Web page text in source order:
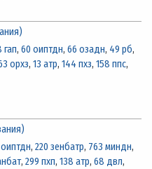
гап, 60 оиптдн, 66 озадн, 49 рб,
орхз, 13 атр, 144 пхз, 158 ппс,
, 220 зенбатр, 763 миндн,
, 299 пхп, 138 атр, 68 двл,